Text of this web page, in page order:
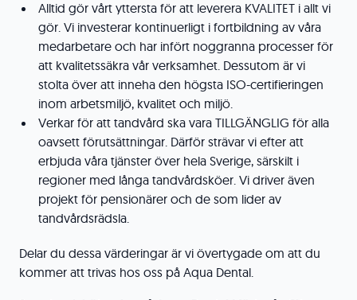
Alltid gör vårt yttersta för att leverera KVALITET i allt vi
gör. Vi investerar kontinuerligt i fortbildning av våra
medarbetare och har infört noggranna processer för
att kvalitetssäkra vår verksamhet. Dessutom är vi
stolta över att inneha den högsta ISO-certifieringen
inom arbetsmiljö, kvalitet och miljö.
Verkar för att tandvård ska vara TILLGÄNGLIG för alla
oavsett förutsättningar. Därför strävar vi efter att
erbjuda våra tjänster över hela Sverige, särskilt i
regioner med långa tandvårdsköer. Vi driver även
projekt för pensionärer och de som lider av
tandvårdsrädsla.
Delar du dessa värderingar är vi övertygade om att du
kommer att trivas hos oss på Aqua Dental.